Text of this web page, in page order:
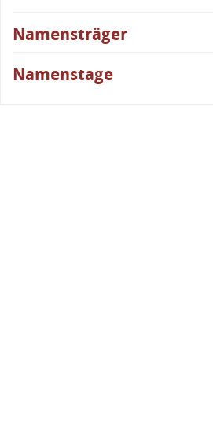
Namensträger
Namenstage